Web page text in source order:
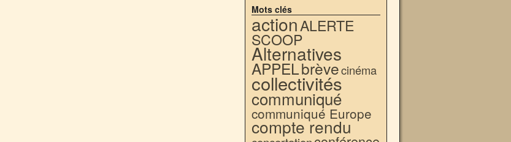
Mots clés
actionALERTE
SCOOP
Alternatives
APPELbrèvecinéma
collectivités
communiqué
communiqué Europe
compte rendu